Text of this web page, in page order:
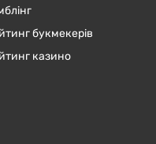
букмекерів
казино